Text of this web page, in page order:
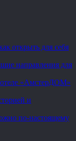
открыть для себя
направления для
отеле «АмстерДОМ»
и
по-настоящему